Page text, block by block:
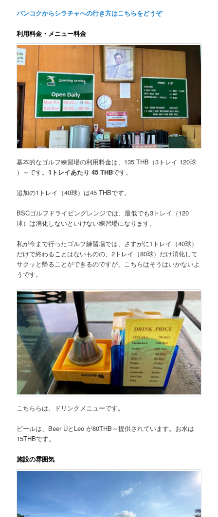
バンコクからシラチャへの行き方はこちらをどうぞ
利用料金・メニュー料金
基本的なゴルフ練習場の利用料金は、 135 THB（3トレイ 120球
）～です。1トレイあたり 45 THBです。
追加の1トレイ（40球）は45 THBです。
BSCゴルフドライビングレンジでは、最低でも3トレイ（120
球）は消化しないといけない練習場になります。
私が今まで行ったゴルフ練習場では、さすがに1トレイ（40球）
だけで終わることはないものの、2トレイ（80球）だけ消化して
サクッと帰ることができるのですが、こちらはそうはいかないよ
うです。
こちららは、ドリンクメニューです。
ビールは、Beer UとLeo が80THB～提供されています。お水は
15THBです。
施設の雰囲気